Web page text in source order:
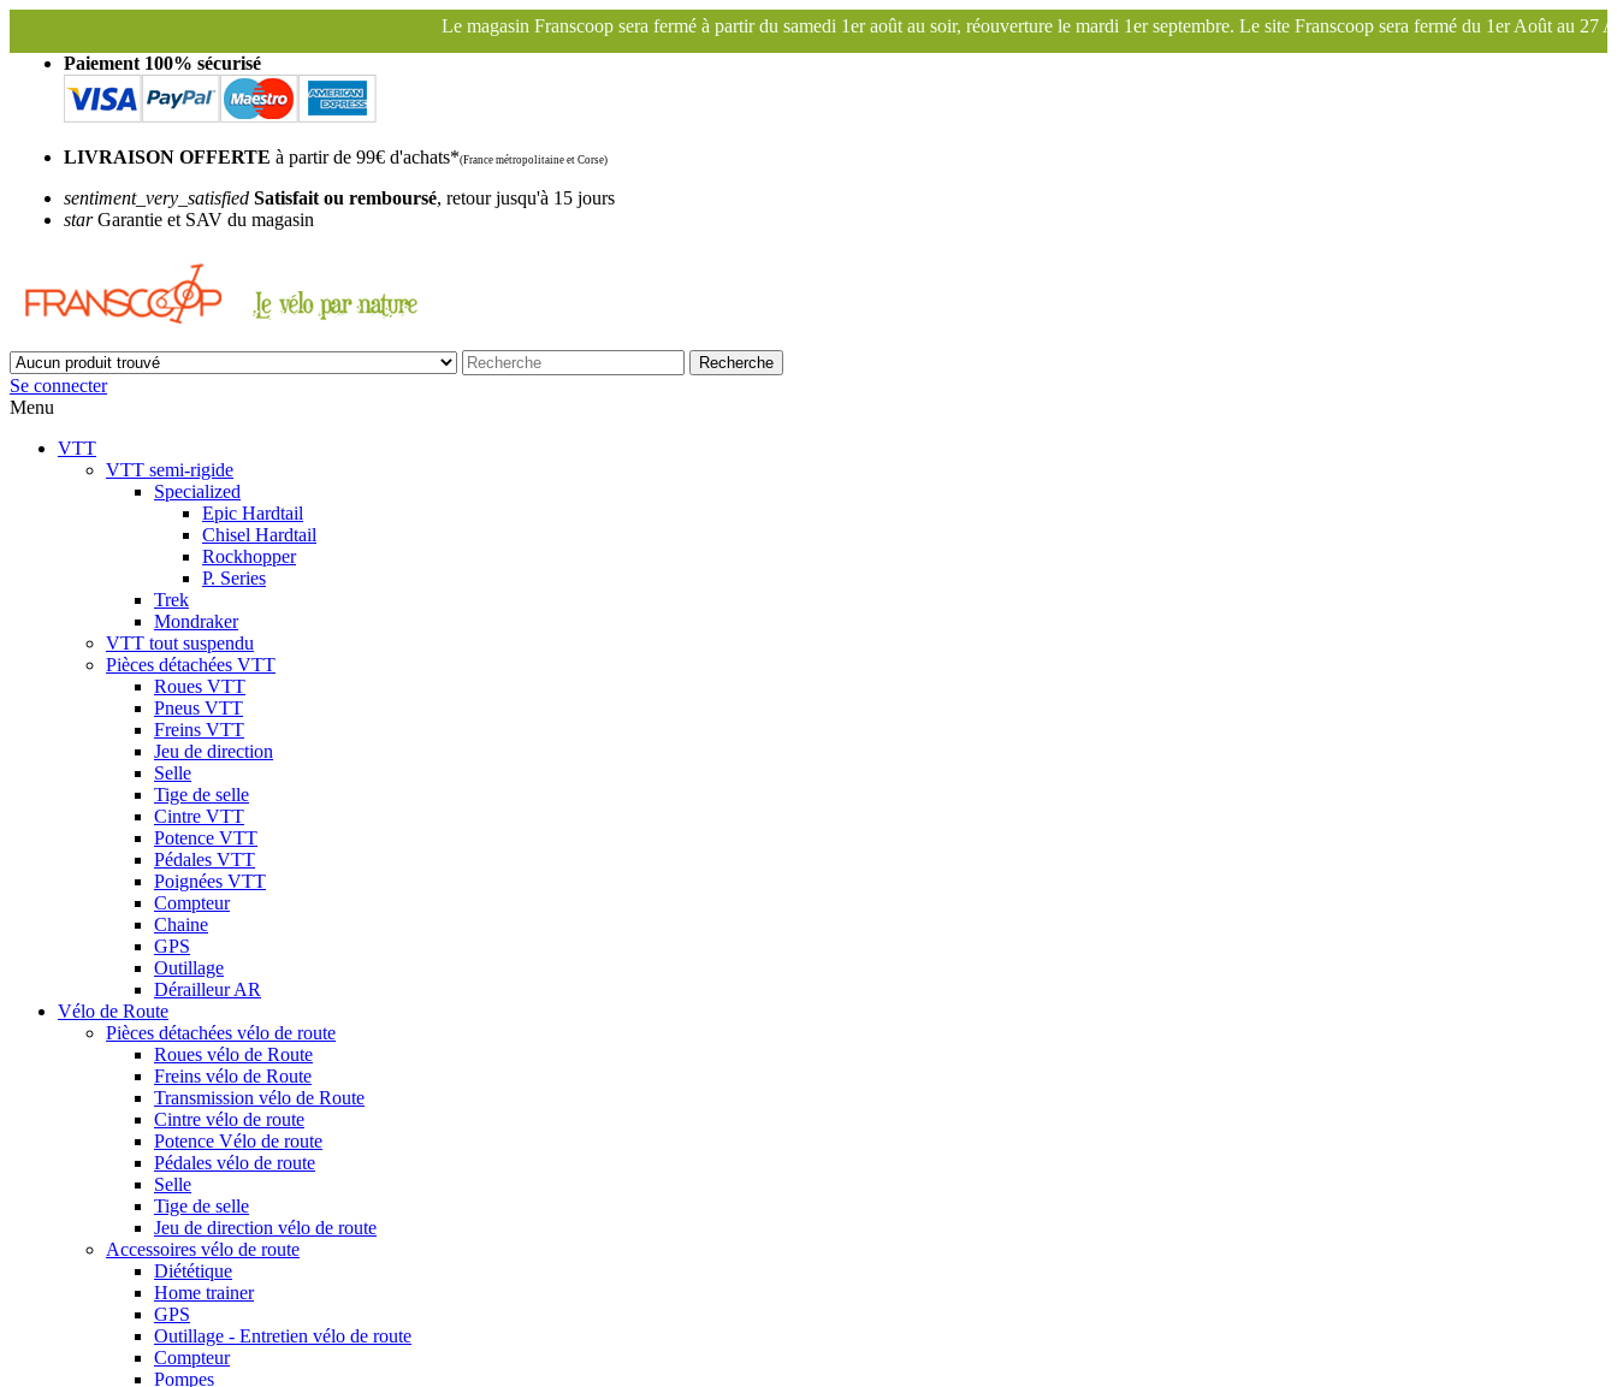
Le magasin Franscoop sera fermé à partir du samedi 1er août au soir, réouverture le mardi 1er septembre. Le site Franscoop sera fermé du 1er Août au 27 Août inclus. Bonnes vacances !
Paiement 100% sécurisé
LIVRAISON OFFERTE à partir de 99€ d'achats*(France métropolitaine et Corse)
sentiment_very_satisfied Satisfait ou remboursé, retour jusqu'à 15 jours
starGarantie et SAV du magasin
Recherche
Se connecter
Menu
VTT
VTT semi-rigide
Specialized
Epic Hardtail
Chisel Hardtail
Rockhopper
P. Series
Trek
Mondraker
VTT tout suspendu
Pièces détachées VTT
Roues VTT
Pneus VTT
Freins VTT
Jeu de direction
Selle
Tige de selle
Cintre VTT
Potence VTT
Pédales VTT
Poignées VTT
Compteur
Chaine
GPS
Outillage
Dérailleur AR
Vélo de Route
Pièces détachées vélo de route
Roues vélo de Route
Freins vélo de Route
Transmission vélo de Route
Cintre vélo de route
Potence Vélo de route
Pédales vélo de route
Selle
Tige de selle
Jeu de direction vélo de route
Accessoires vélo de route
Diététique
Home trainer
GPS
Outillage - Entretien vélo de route
Compteur
Pompes